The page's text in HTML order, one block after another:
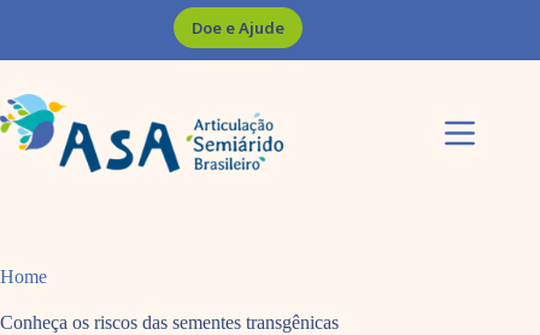
Doe e Ajude
Home
Conheça os riscos das sementes transgênicas